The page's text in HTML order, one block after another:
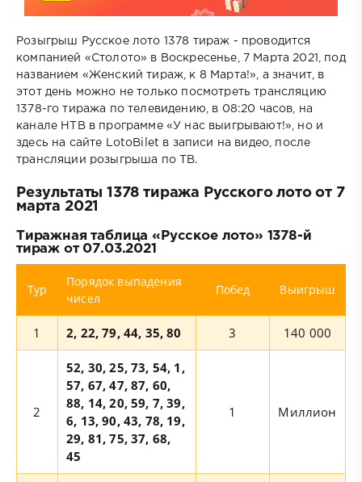
Розыгрыш Русское лото 1378 тираж - проводится
компанией «Столото» в Воскресенье, 7 Марта 2021, под
названием «Женский тираж, к 8 Марта!», а значит, в
этот день можно не только посмотреть трансляцию
1378-го тиража по телевидению, в 08:20 часов, на
канале НТВ в программе «У нас выигрывают!», но и
здесь на сайте LotoBilet в записи на видео, после
трансляции розыгрыша по ТВ.
Результаты 1378 тиража Русского лото от 7
марта 2021
Тиражная таблица «Русское лото» 1378-й
тираж от 07.03.2021
Тур
Порядок выпадения
чисел
Побед Выигрыш
1 2, 22, 79, 44, 35, 80 3 140 000
2
52, 30, 25, 73, 54, 1,
57, 67, 47, 87, 60,
88, 14, 20, 59, 7, 39,
6, 13, 90, 43, 78, 19,
29, 81, 75, 37, 68,
45
1 Миллион